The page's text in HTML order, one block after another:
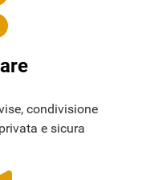
condivisione
e sicura